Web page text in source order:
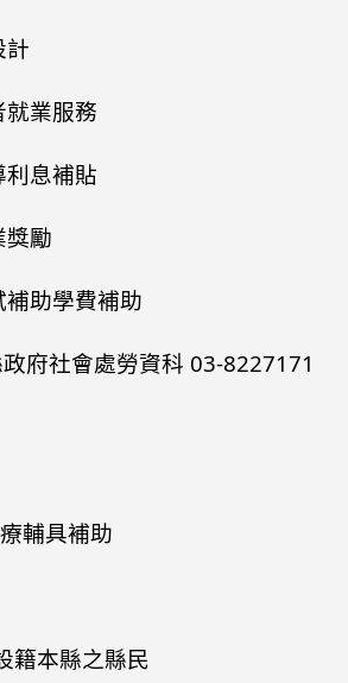
計
業服務
息補貼
勵
助學費補助
府社會處勞資科 03-8227171
輔具補助
籍本縣之縣民